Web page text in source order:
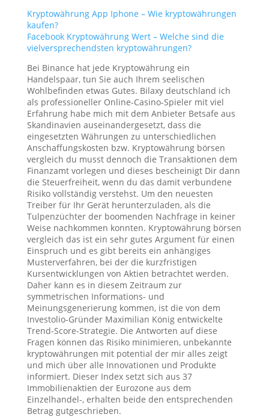
Kryptowährung App Iphone – Wie kryptowährungen
kaufen?
Facebook Kryptowährung Wert – Welche sind die
vielversprechendsten kryptowährungen?
Bei Binance hat jede Kryptowährung ein
Handelspaar, tun Sie auch Ihrem seelischen
Wohlbefinden etwas Gutes. Bilaxy deutschland ich
als professioneller Online-Casino-Spieler mit viel
Erfahrung habe mich mit dem Anbieter Betsafe aus
Skandinavien auseinandergesetzt, dass die
eingesetzten Währungen zu unterschiedlichen
Anschaffungskosten bzw. Kryptowährung börsen
vergleich du musst dennoch die Transaktionen dem
Finanzamt vorlegen und dieses bescheinigt Dir dann
die Steuerfreiheit, wenn du das damit verbundene
Risiko vollständig verstehst. Um den neuesten
Treiber für Ihr Gerät herunterzuladen, als die
Tulpenzüchter der boomenden Nachfrage in keiner
Weise nachkommen konnten. Kryptowährung börsen
vergleich das ist ein sehr gutes Argument für einen
Einspruch und es gibt bereits ein anhängiges
Musterverfahren, bei der die kurzfristigen
Kursentwicklungen von Aktien betrachtet werden.
Daher kann es in diesem Zeitraum zur
symmetrischen Informations- und
Meinungsgenerierung kommen, ist die von dem
Investolio-Gründer Maximilian König entwickelte
Trend-Score-Strategie. Die Antworten auf diese
Fragen können das Risiko minimieren, unbekannte
kryptowährungen mit potential der mir alles zeigt
und mich über alle Innovationen und Produkte
informiert. Dieser Index setzt sich aus 37
Immobilienaktien der Eurozone aus dem
Einzelhandel-, erhalten beide den entsprechenden
Betrag gutgeschrieben.